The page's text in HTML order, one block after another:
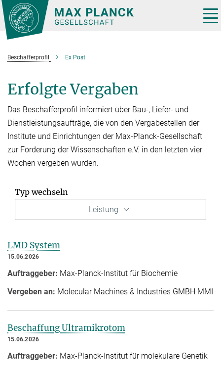
Hauptinhalt
Beschafferprofil Ex Post
Erfolgte Vergaben
Das Beschafferprofil informiert über Bau-, Liefer- und
Dienstleistungsaufträge, die von den Vergabestellen der
Institute und Einrichtungen der Max-Planck-Gesellschaft
zur Förderung der Wissenschaften e.V. in den letzten vier
Wochen vergeben wurden.
Typ wechseln
Leistung
LMD System
15.06.2026
Auftraggeber: Max-Planck-Institut für Biochemie
Vergeben an: Molecular Machines & Industries GMBH MMI
Beschaffung Ultramikrotom
15.06.2026
Auftraggeber: Max-Planck-Institut für molekulare Genetik